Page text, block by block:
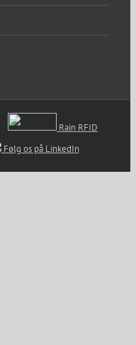
Rain RFID
Følg os på LinkedIn